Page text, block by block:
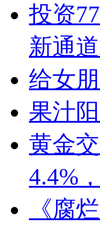
投资
新通
给女
果汁
黄金
4.4%
《腐